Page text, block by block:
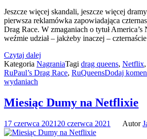
Jeszcze więcej skandali, jeszcze więcej
pierwsza reklamówka zapowiadająca
Drag Race. W zmaganiach o tytuł America’s
weźmie udział – jakżeby inaczej –
Czytaj dalej
Kategoria NagraniaTagi drag queens, Netflix,
RuPaul’s Drag Race, RuQueensDodaj
wydaniach
Miesiąc Dumy na Netflixie
17 czerwca 2021 20 czerwca 2021 Autor